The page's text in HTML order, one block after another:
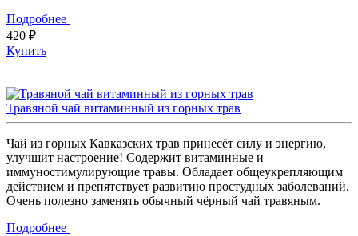
Подробнее
420 ₽
Купить
Травяной чай витаминный из горных трав
Чай из горных Кавказских трав принесёт силу и энергию,
улучшит настроение! Содержит витаминные и
иммуностимулирующие травы. Обладает общеукрепляющим
действием и препятствует развитию простудных заболеваний.
Очень полезно заменять обычный чёрный чай травяным.
Подробнее